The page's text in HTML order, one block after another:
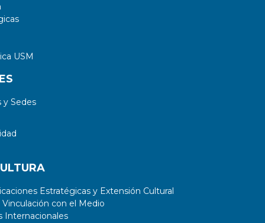
USM
Sedes
Estratégicas y Extensión Cultural
con el Medio
Internacionales